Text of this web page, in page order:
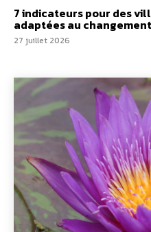
7 indicateurs pour des
adaptées au
27 juillet 2026